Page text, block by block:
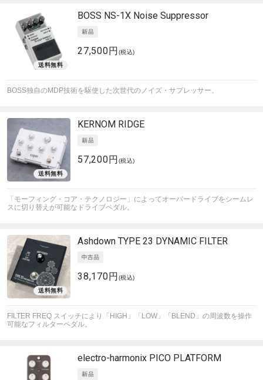
BOSS NS-1X Noise Suppressor
27,500円 (税込)
BOSS独自のMDP技術を駆使した次世代のノイズ・サプレッサー。
KERNOM RIDGE
57,200円 (税込)
「モーフィング・コア・テクノロジー」によってオーバードライブをシームレ
スに切り替えが可能なドライブペダル。
Ashdown TYPE 23 DYNAMIC FILTER
38,170円 (税込)
FILTER FREQ スイッチにより「HIGH」「LOW」「BLEND」の周波数を操作
可能なフィルターペダル。
electro-harmonix PICO PLATFORM